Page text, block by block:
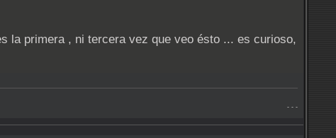
la primera , ni tercera vez que veo ésto ... es curioso,
- - -